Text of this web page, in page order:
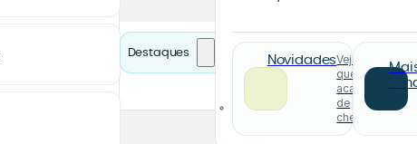
Destaques
NovidadesVeja o
que
acabou
de
chegar